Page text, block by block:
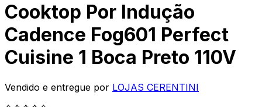
Cooktop Por Indução
Cadence Fog601 Perfect
Cuisine 1 Boca Preto 110V
Vendido e entregue por LOJAS CERENTINI